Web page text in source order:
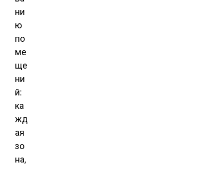
ни
ю
по
ме
ще
ни
й:
ка
жд
ая
зо
на,